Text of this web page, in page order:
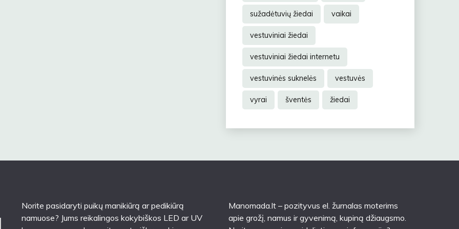
sužadėtuvių žiedai vaikai
vestuviniai žiedai
vestuviniai žiedai internetu
vestuvinės suknelės vestuvės
vyrai šventės žiedai
Norite pasidaryti puikų manikiūrą ar pedikiūrą
namuose? Jums reikalingos kokybiškos LED ar UV
Manomada.lt – pozityvus el. žurnalas moterims
apie grožį, namus ir gyvenimą, kupiną džiaugsmo.